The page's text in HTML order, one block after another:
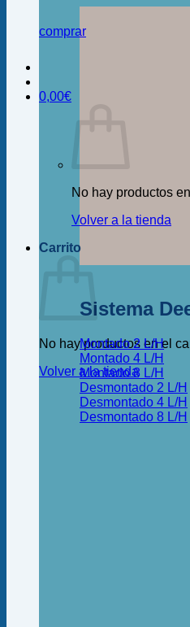
comprar
0,00€
No hay productos
Volver a la tienda
Carrito
No hay productos en el
Volver a la tienda
Sistema
Montado 2 L/H
Montado 4 L/H
Montado 8 L/H
Desmontado 2 L/H
Desmontado 4 L/H
Desmontado 8 L/H